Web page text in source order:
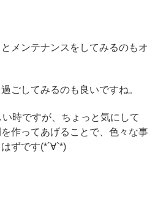
メンテナンスをしてみるのもオ
ごしてみるのも良いですね。
時ですが、ちょっと気にして
作ってあげることで、色々な事
ずです(*´∀`*)